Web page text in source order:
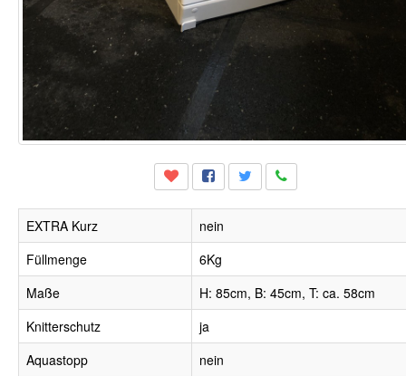
EXTRA Kurz
nein
Füllmenge
6Kg
Maße
H: 85cm, B: 45cm, T: ca. 58cm
Knitterschutz
ja
Aquastopp
nein